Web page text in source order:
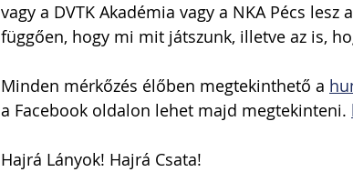
vagy a DVTK Akadémia vagy a NKA Pécs
függően, hogy mi mit játszunk, illetve az is,
Minden mérkőzés élőben megtekinthető a
a Facebook oldalon lehet majd megtekinteni.
Hajrá Lányok! Hajrá Csata!